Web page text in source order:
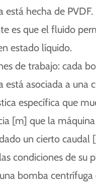
está hecha de PVDF.
es que el fluido
estado líquido.
de trabajo: cada
está asociada a una
específica que
[m] que la
un cierto caudal
condiciones de su
bomba centrífuga